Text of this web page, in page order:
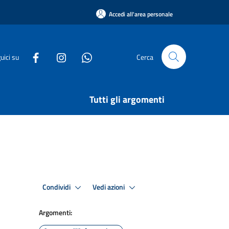
Accedi all'area personale
su Cerca
Tutti gli argomenti
Condividi Vedi azioni
Argomenti: